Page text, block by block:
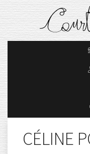
CÉLINE